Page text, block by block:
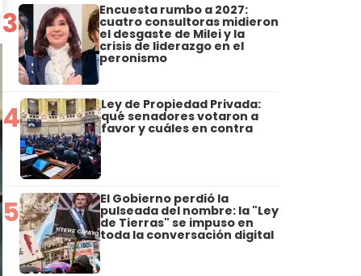
3 Encuesta rumbo a 2027:
cuatro consultoras midieron
el desgaste de Milei y la
crisis de liderazgo en el
peronismo
4 Ley de Propiedad Privada:
qué senadores votaron a
favor y cuáles en contra
5 El Gobierno perdió la
pulseada del nombre: la "Ley
de Tierras" se impuso en
toda la conversación digital